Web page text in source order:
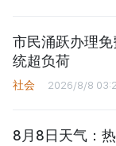
市民涌跃办理
统超负荷
社会 2026/8/8
8月8日天气：